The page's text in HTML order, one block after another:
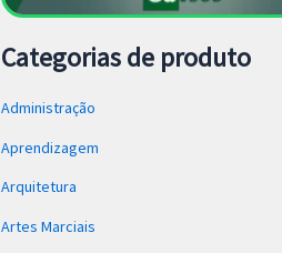
Categorias de produto
Administração
Aprendizagem
Arquitetura
Artes Marciais